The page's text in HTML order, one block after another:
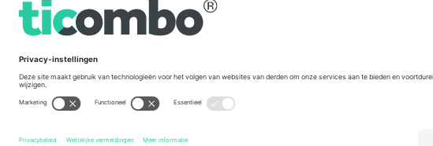
Bulgaria
Regus Sofia City West, bul Totleben 53-55, 1606 Sofia, Bulgaria
Mexico
Av Chapultepec 360, Roma Norte, Cuauhtémoc, 06700 Ciudad de
het evenement, het impressum en de voorwaarden.,